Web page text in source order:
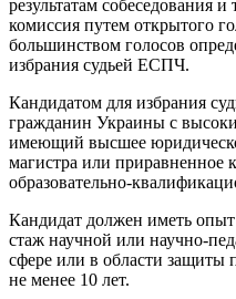
результатам собеседования
комиссия путем открытого
большинством голосов
избрания судьей ЕСПЧ.
Кандидатом для избрания
гражданин Украины с
имеющий высшее
магистра или приравненное
образовательно-
Кандидат должен иметь
стаж научной или научно-
сфере или в области защиты
не менее 10 лет.